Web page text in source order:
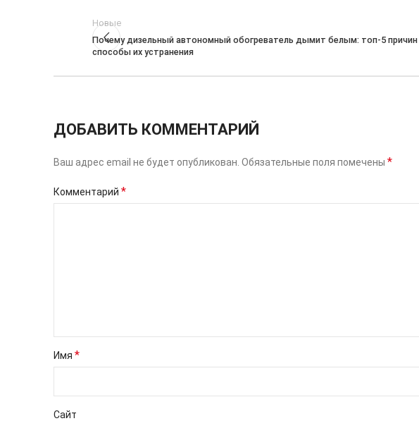
Новые
Почему дизельный автономный обогреватель дымит белым: топ-5 причин
способы их устранения
ДОБАВИТЬ КОММЕНТАРИЙ
Ваш адрес email не будет опубликован. Обязательные поля помечены *
Комментарий *
Имя *
Сайт